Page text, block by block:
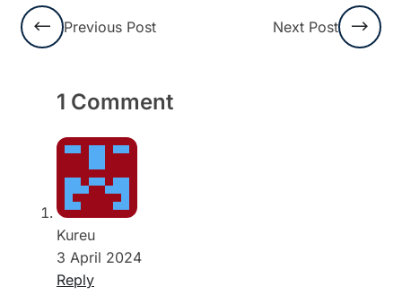
Previous Post Next Post
1 Comment
Kureu
3 April 2024
Reply